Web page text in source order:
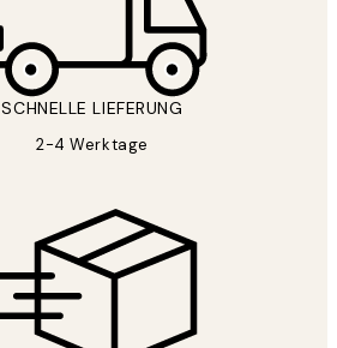
SCHNELLE LIEFERUNG
2-4 Werktage